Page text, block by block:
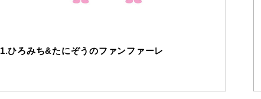
1.ひろみち&たにぞうのファンファーレ